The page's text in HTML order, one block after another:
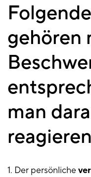
gehören
man
1. Der persönliche